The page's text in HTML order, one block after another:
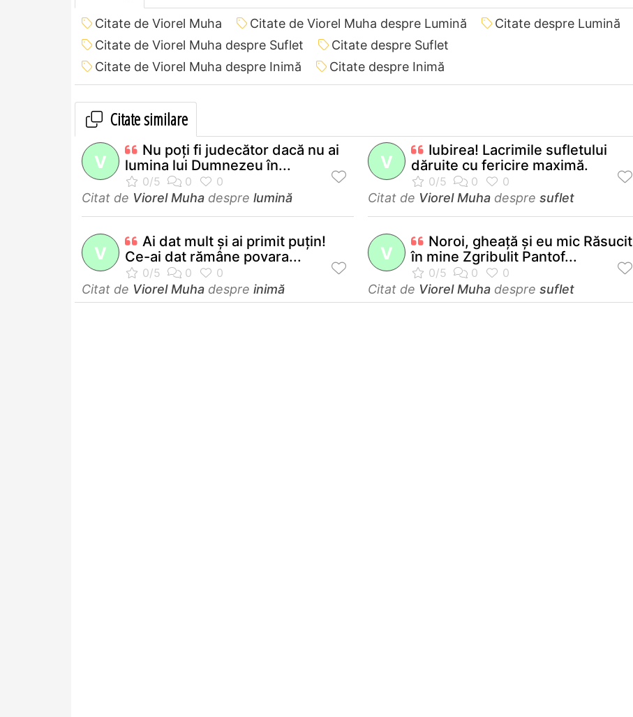
Citate de Viorel Muha Citate de Viorel Muha despre Lumină
Citate despre Lumină
Citate de Viorel Muha despre Suflet
Citate despre Suflet
Citate de Viorel Muha despre Inimă
Citate despre Inimă
Citate similare
V
Nu poţi fi judecător dacă nu ai
lumina lui Dumnezeu în...
Citat de Viorel Muha despre lumină
V
Iubirea! Lacrimile sufletului
dăruite cu fericire maximă.
Citat de Viorel Muha despre suflet
V
Ai dat mult şi ai primit puţin!
Ce-ai dat rămâne povara...
Citat de Viorel Muha despre inimă
V
Noroi, gheaţă şi eu mic Răsucit
în mine Zgribulit Pantof...
Citat de Viorel Muha despre suflet